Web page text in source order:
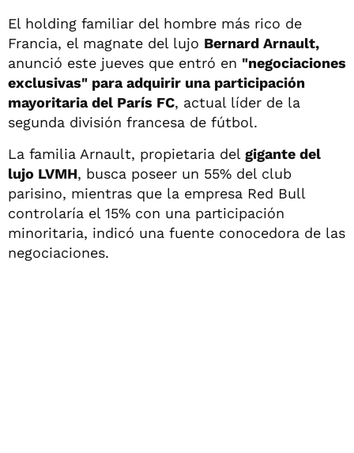
El holding familiar del hombre más rico de
Francia, el magnate del lujo Bernard Arnault,
anunció este jueves que entró en "negociaciones
exclusivas" para adquirir una participación
mayoritaria del París FC, actual líder de la
segunda división francesa de fútbol.
La familia Arnault, propietaria del gigante del
lujo LVMH, busca poseer un 55% del club
parisino, mientras que la empresa Red Bull
controlaría el 15% con una participación
minoritaria, indicó una fuente conocedora de las
negociaciones.